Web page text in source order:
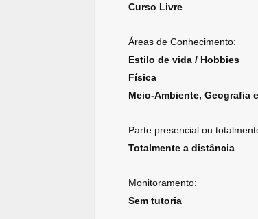
Curso Livre
Áreas de Conhecimento:
Estilo de vida / Hobbies
Física
Meio-Ambiente, Geografia
Parte presencial ou
Totalmente a distância
Monitoramento:
Sem tutoria